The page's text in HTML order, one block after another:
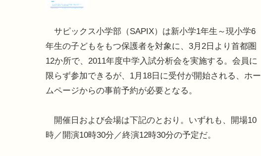
サピックス小学部（SAPIX）は新小学1年生～現小学6
年生の子どもをもつ保護者を対象に、3月2日より首都圏
12か所で、2011年度中学入試分析会を実施する。会員に
限らず参加できるが、1月18日に受付が開始される、ホー
ムページからの事前予約が必要となる。
開催日および会場は下記のとおり。いずれも、開場10
時／開演10時30分／終演12時30分の予定だ。